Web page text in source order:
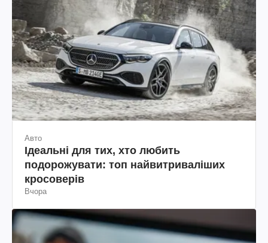
Авто
Ідеальні для тих, хто любить
подорожувати: топ найвитриваліших
кросоверів
Вчора